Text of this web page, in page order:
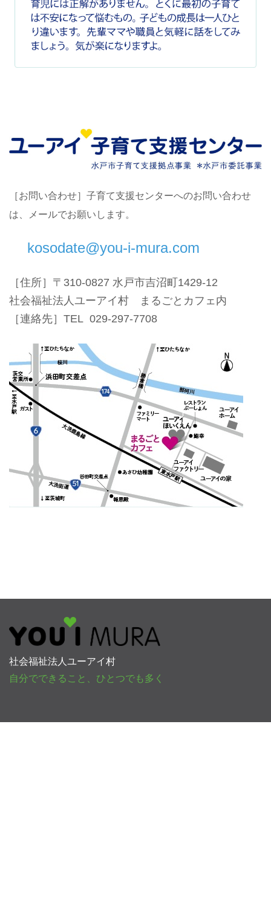
［お問い合わせ］ 子育て支援センターへのお問い合わせ
は、メールでお願いします。
kosodate@you-i-mura.com
［住所］〒310-0827 水戸市吉沼町1429-12
社会福祉法人ユーアイ村 まるごとカフェ内
［連絡先］TEL 029-297-7708
社会福祉法人ユーアイ村
自分でできること、ひとつでも多く